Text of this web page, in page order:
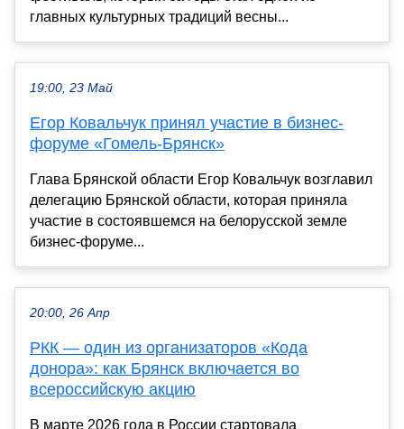
главных культурных традиций весны...
19:00, 23 Май
Егор Ковальчук принял участие в бизнес-
форуме «Гомель-Брянск»
Глава Брянской области Егор Ковальчук возглавил
делегацию Брянской области, которая приняла
участие в состоявшемся на белорусской земле
бизнес-форуме...
20:00, 26 Апр
РКК — один из организаторов «Кода
донора»: как Брянск включается во
всероссийскую акцию
В марте 2026 года в России стартовала